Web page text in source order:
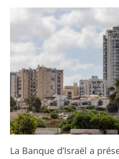
La Banque d’Israël a